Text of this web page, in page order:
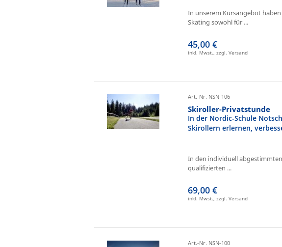
In unserem Kursangebot
Skating sowohl für ...
45,00 €
inkl. Mwst., zzgl. Versand
Art.-Nr. NSN-106
Skiroller-Privatstunde
In der Nordic-Schule
Skirollern erlernen,
In den individuell
qualifizierten ...
69,00 €
inkl. Mwst., zzgl. Versand
Art.-Nr. NSN-100